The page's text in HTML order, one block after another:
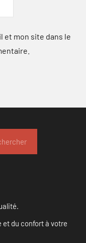
et mon site dans le
et du confort à votre